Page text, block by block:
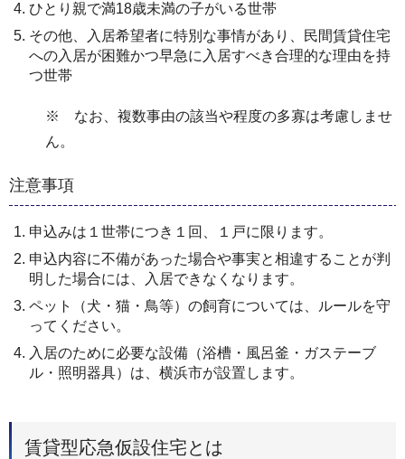
ひとり親で満18歳未満の子がいる世帯
その他、入居希望者に特別な事情があり、民間賃貸住宅
への入居が困難かつ早急に入居すべき合理的な理由を持
つ世帯
※ なお、複数事由の該当や程度の多寡は考慮しませ
ん。
注意事項
申込みは１世帯につき１回、１戸に限ります。
申込内容に不備があった場合や事実と相違することが判
明した場合には、入居できなくなります。
ペット（犬・猫・鳥等）の飼育については、ルールを守
ってください。
入居のために必要な設備（浴槽・風呂釜・ガステーブ
ル・照明器具）は、横浜市が設置します。
賃貸型応急仮設住宅とは